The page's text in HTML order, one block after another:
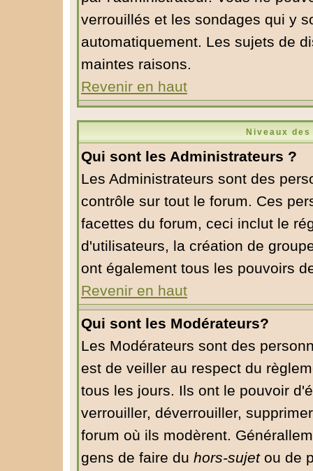
verrouillés et les sondages qui y
automatiquement. Les sujets de
maintes raisons.
Revenir en haut
Niveaux
Qui sont les Administrateurs ?
Les Administrateurs sont des
contrôle sur tout le forum. Ces
facettes du forum, ceci inclut le
d'utilisateurs, la création de
ont également tous les pouvoirs
Revenir en haut
Qui sont les Modérateurs?
Les Modérateurs sont des
est de veiller au respect du
tous les jours. Ils ont le pouvoir
verrouiller, déverrouiller,
forum où ils modèrent.
gens de faire du hors-sujetou de